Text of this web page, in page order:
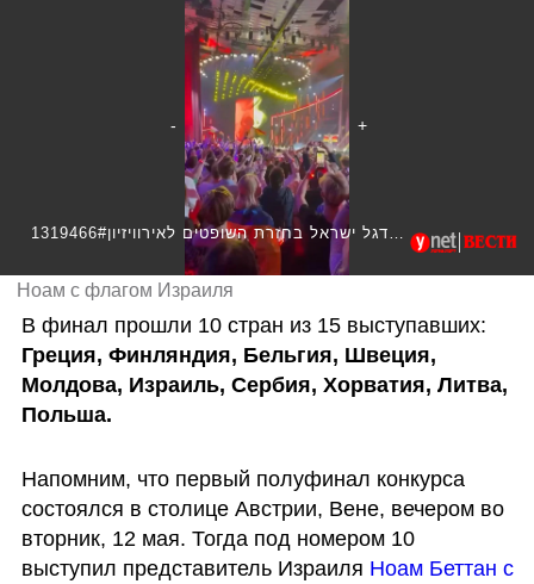
Ноам с флагом Израиля
Греция, Финляндия, Бельгия, Швеция,
Молдова, Израиль, Сербия, Хорватия, Литва,
Польша.
Напомним, что первый полуфинал конкурса
состоялся в столице Австрии, Вене, вечером во
вторник, 12 мая. Тогда под номером 10
выступил представитель Израиля Ноам Беттан с